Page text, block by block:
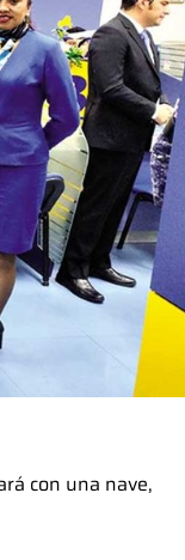
con una nave,